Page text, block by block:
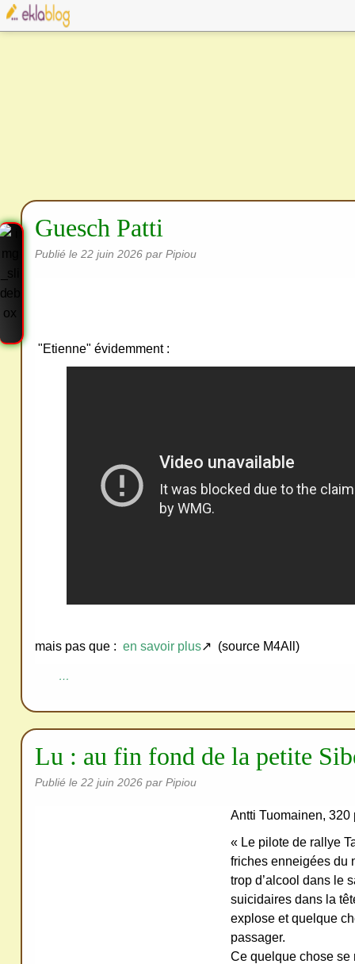
Guesch Patti
Publié le 22 juin 2026 par Pipiou
"Etienne" évidemment :
mais pas que : en savoir plus↗ (source M4All)
…
Lu : au fin fond de la petite
Publié le 22 juin 2026 par Pipiou
Antti Tuomainen,
« Le pilote de rallye
friches enneigées du
trop d’alcool dans le
suicidaires dans la
explose et quelque
passager.
Ce quelque chose se